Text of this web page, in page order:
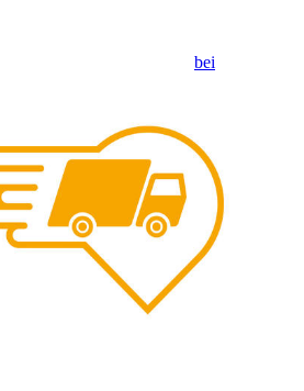
bei